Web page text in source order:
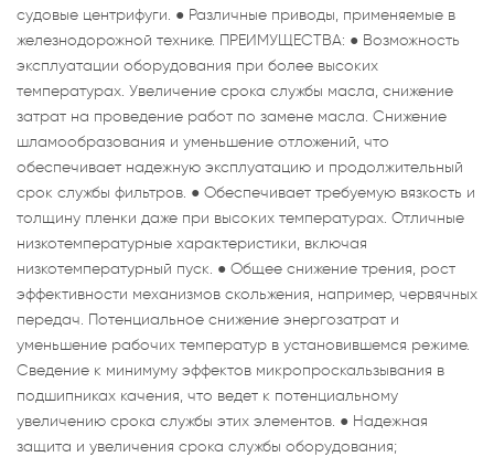
судовые центрифуги. ● Различные приводы, применяемые в
железнодорожной технике. ПРЕИМУЩЕСТВА: ● Возможность
эксплуатации оборудования при более высоких
температурах. Увеличение срока службы масла, снижение
затрат на проведение работ по замене масла. Снижение
шламообразования и уменьшение отложений, что
обеспечивает надежную эксплуатацию и продолжительный
срок службы фильтров. ● Обеспечивает требуемую вязкость и
толщину пленки даже при высоких температурах. Отличные
низкотемпературные характеристики, включая
низкотемпературный пуск. ● Общее снижение трения, рост
эффективности механизмов скольжения, например, червячных
передач. Потенциальное снижение энергозатрат и
уменьшение рабочих температур в установившемся режиме.
Сведение к минимуму эффектов микропроскальзывания в
подшипниках качения, что ведет к потенциальному
увеличению срока службы этих элементов. ● Надежная
защита и увеличения срока службы оборудования;